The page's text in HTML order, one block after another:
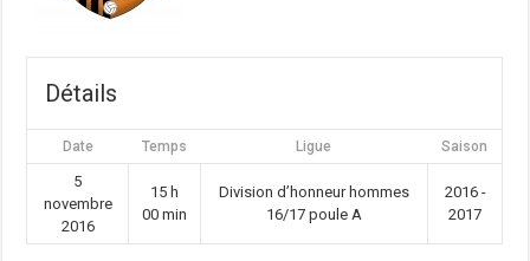
Détails
Date Temps Ligue Saison
5
novembre
2016
15 h
00 min
Division d’honneur hommes
16/17 poule A
2016 -
2017